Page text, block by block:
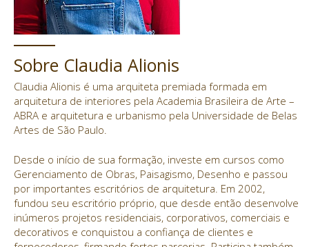
Sobre Claudia Alionis
Claudia Alionis é uma arquiteta premiada formada em
arquitetura de interiores pela Academia Brasileira de Arte –
ABRA e arquitetura e urbanismo pela Universidade de Belas
Artes de São Paulo.
Desde o início de sua formação, investe em cursos como
Gerenciamento de Obras, Paisagismo, Desenho e passou
por importantes escritórios de arquitetura. Em 2002,
fundou seu escritório próprio, que desde então desenvolve
inúmeros projetos residenciais, corporativos, comerciais e
decorativos e conquistou a confiança de clientes e